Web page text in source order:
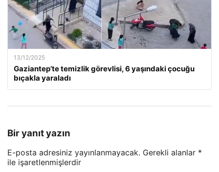
13/12/2025
Gaziantep’te temizlik görevlisi, 6 yaşındaki çocuğu
bıçakla yaraladı
Bir yanıt yazın
E-posta adresiniz yayınlanmayacak. Gerekli alanlar *
ile işaretlenmişlerdir